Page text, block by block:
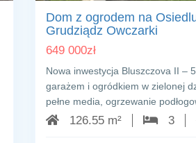
Dom z ogrodem na
Grudziądz Owczarki
649 000zł
Nowa inwestycja Bluszczova II –
garażem i ogródkiem w zielonej
pełne media, ogrzewanie
126.55 m² 3